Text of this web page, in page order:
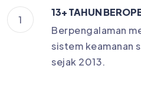
1
13+ TAHUN
Berpengalaman
sistem keamanan
sejak 2013.